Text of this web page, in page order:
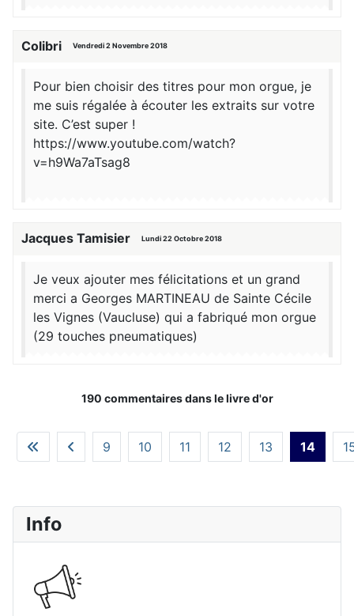
Info
Colibri Vendredi 2 Novembre 2018
Pour bien choisir des titres pour mon orgue, je
me suis régalée à écouter les extraits sur votre
site. C’est super !
https://www.youtube.com/watch?
v=h9Wa7aTsag8
Jacques Tamisier Lundi 22 Octobre 2018
Je veux ajouter mes félicitations et un grand
merci a Georges MARTINEAU de Sainte Cécile
les Vignes (Vaucluse) qui a fabriqué mon orgue
(29 touches pneumatiques)
190 commentaires dans le livre d'or
9 10 11 12 13 14